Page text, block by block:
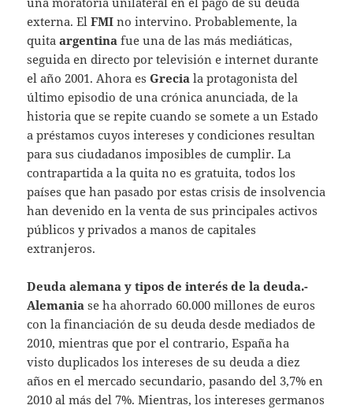
externa. ElFMIno intervino. Probablemente, la
quitaargentinafue una de las más mediáticas,
seguida en directo por televisión e internet durante
el año 2001. Ahora es Greciala protagonista del
último episodio de una crónica anunciada, de la
historia que se repite cuando se somete a un Estado
a préstamos cuyos intereses y condiciones resultan
para sus ciudadanos imposibles de cumplir. La
contrapartida a la quita no es gratuita, todos los
países que han pasado por estas crisis de insolvencia
han devenido en la venta de sus principales activos
públicos y privados a manos de capitales
extranjeros.
Deuda alemana y tipos de interés de la deuda.-
Alemania se ha ahorrado 60.000 millones de euros
con la financiación de su deuda desde mediados de
2010, mientras que por el contrario, España ha
visto duplicados los intereses de su deuda a diez
años en el mercado secundario, pasando del 3,7% en
2010 al más del 7%. Mientras, los intereses germanos